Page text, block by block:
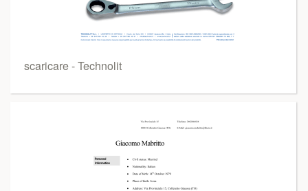
scaricare - Technolit